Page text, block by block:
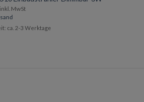
inkl. MwSt
ca. 2-3 Werktage